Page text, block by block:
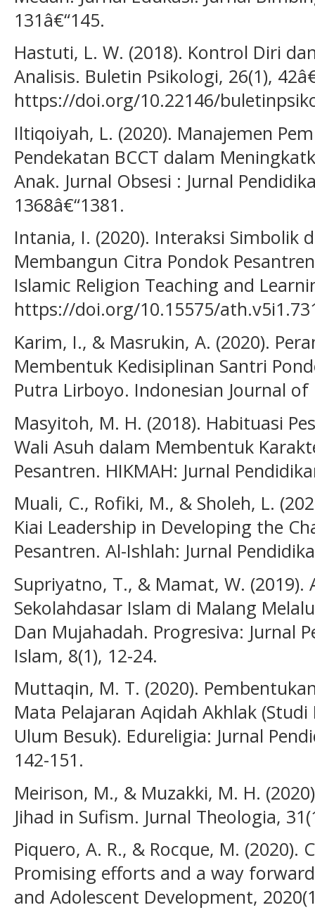
131â€“145.
Hastuti, L. W. (2018). Kontrol Diri
Analisis. Buletin Psikologi, 26(1),
https://doi.org/10.22146/
Iltiqoiyah, L. (2020). Manajemen
Pendekatan BCCT dalam
Anak. Jurnal Obsesi : Jurnal
1368â€“1381.
Intania, I. (2020). Interaksi Simbolik
Membangun Citra Pondok
Islamic Religion Teaching and
https://doi.org/10.15575/
Karim, I., & Masrukin, A. (2020).
Membentuk Kedisiplinan Santri
Putra Lirboyo. Indonesian Journal of
Masyitoh, M. H. (2018). Habituasi
Wali Asuh dalam Membentuk
Pesantren. HIKMAH: Jurnal
Muali, C., Rofiki, M., & Sholeh, L.
Kiai Leadership in Developing the
Pesantren. Al-Ishlah: Jurnal
Supriyatno, T., & Mamat, W. (2019).
Sekolahdasar Islam di Malang
Dan Mujahadah. Progresiva: Jurnal
Islam, 8(1), 12-24.
Muttaqin, M. T. (2020).
Mata Pelajaran Aqidah Akhlak (Studi
Ulum Besuk). Edureligia: Jurnal
142-151.
Meirison, M., & Muzakki, M. H.
Jihad in Sufism. Jurnal Theologia,
Piquero, A. R., & Rocque, M.
Promising efforts and a way
and Adolescent Development,